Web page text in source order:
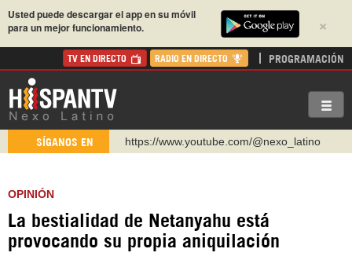
×
Usted puede descargar el app en su móvil
para un mejor funcionamiento.
TV EN DIRECTO RADIO EN DIRECTO PROGRAMACIÓN
SÍGANOS EN
https://www.youtube.com/@nexo_latino
https://urmedium.com/c/hispantv
WhatsApp y Viber: +98 921 79 29 404
OPINIÓN
La bestialidad de Netanyahu está
provocando su propia aniquilación